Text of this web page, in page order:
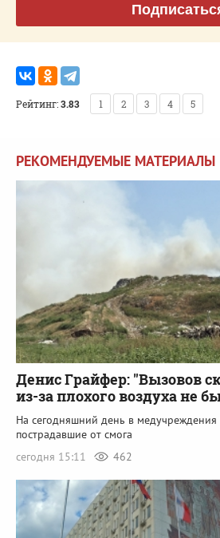
Рейтинг:3.83 1 2 3 4 5
РЕКОМЕНДУЕМЫЕ МАТЕРИАЛЫ
Денис Грайфер: "Вызовов
из-за плохого воздуха не
На сегодняшний день в медучреждения
пострадавшие от смога
сегодня 15:11
462